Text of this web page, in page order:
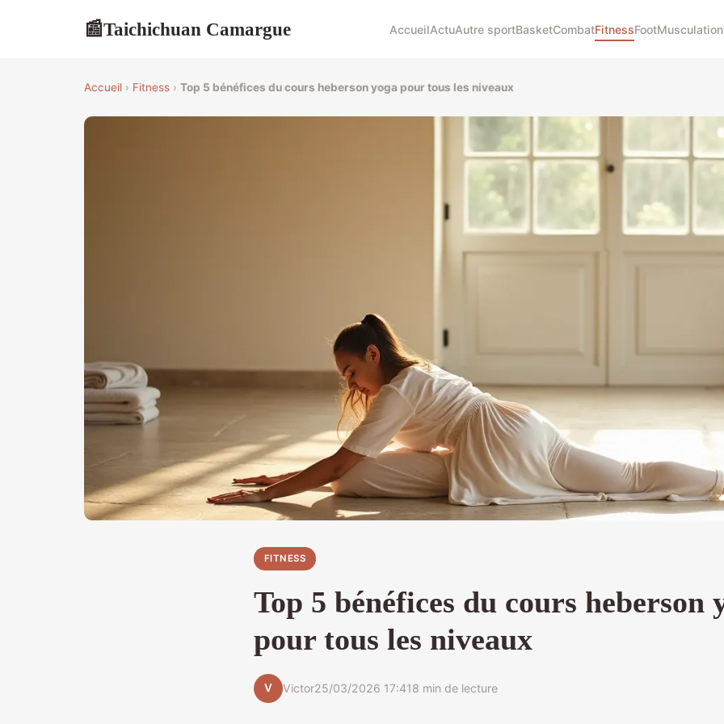
📰Taichichuan Camargue AccueilActuAutre sportBasketCombatFitnessFootMusculation
Accueil › Fitness › Top 5 bénéfices du cours heberson yoga pour tous les niveaux
FITNESS
Top 5 bénéfices du cours heberson
pour tous les niveaux
V Victor25/03/2026 17:418 min de lecture